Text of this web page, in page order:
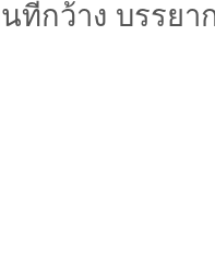
ที่กว้าง บรรยา